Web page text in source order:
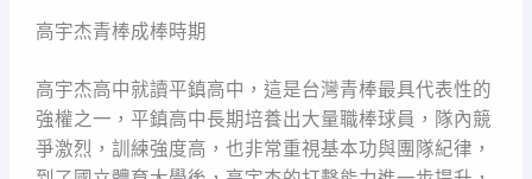
高宇杰青棒成棒時期
高宇杰高中就讀平鎮高中，這是台灣青棒最具代表性的
強權之一，平鎮高中長期培養出大量職棒球員，隊內競
爭激烈，訓練強度高，也非常重視基本功與團隊紀律，